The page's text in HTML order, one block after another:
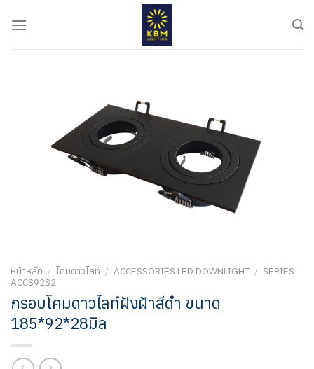
หน้าหลัก / โคมดาวไลท์ / ACCESSORIES LED DOWNLIGHT / SERIES
ACCS92S2
กรอบโคมดาวไลท์ฝังฝ้าสีดำ ขนาด
185*92*28มิล